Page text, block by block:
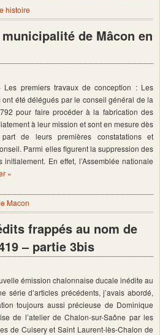
histoire
de Mâcon en
premiers travaux de conception : Les
été délégués par le conseil général de la
pour faire procéder à la fabrication des
à leur mission et sont en mesure dès
de leurs premières constatations et
Parmi elles figurent la suppression des
En effet, l’Assemblée nationale
»
Macon
frappés au nom de
– partie 3bis
émission chalonnaise ducale inédite au
série d’articles précédents, j’avais abordé,
toujours aussi précieuse de Dominique
de l’atelier de Chalon-sur-Saône par les
de Cuisery et Saint Laurent-lès-Chalon de